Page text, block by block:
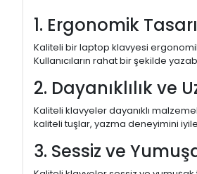
1. Ergonomik
Kaliteli bir laptop klavyesi
Kullanıcıların rahat bir şekilde
2. Dayanıklılık ve
Kaliteli klavyeler dayanıklı
kaliteli tuşlar, yazma deneyimini
3. Sessiz ve